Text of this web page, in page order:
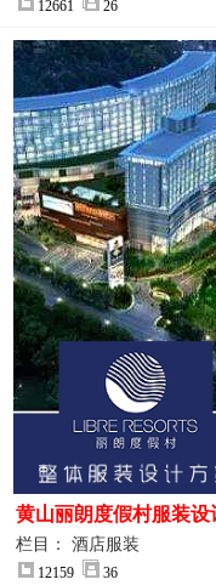
12661 26
黄山丽朗度假村服装设
案
栏目： 酒店服装
12159 36